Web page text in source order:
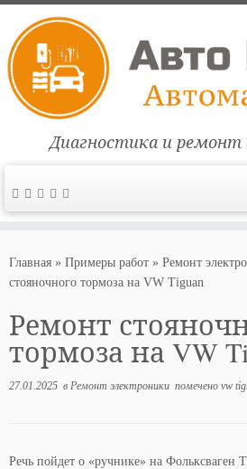
содержимому
Диагностика и
Главная » Примеры работ » Ремонт
стояночного тормоза на VW Tiguan
Ремонт
тормоза на VW
27.01.2025 в Ремонт электроники помечено vw
Речь пойдет о «ручнике» на Фольксваген